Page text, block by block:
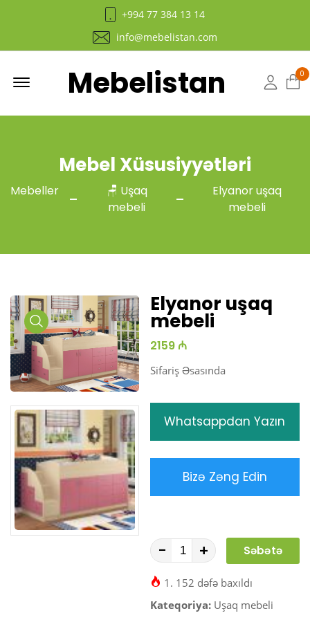
+994 77 384 13 14
info@mebelistan.com
Mebelistan 0
Mebel Xüsusiyyətləri
Mebeller
🪑 Uşaq
mebeli
Elyanor uşaq
mebeli
Media
Gallery
Elyanor uşaq
mebeli
2159 ₼
Sifariş Əsasında
Whatsappdan Yazın
Bizə Zəng Edin
- +
Səbətə
1. 152 dəfə baxıldı
Kateqoriya: Uşaq mebeli